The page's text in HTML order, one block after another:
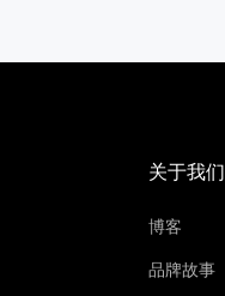
关于我们
博客
品牌故事